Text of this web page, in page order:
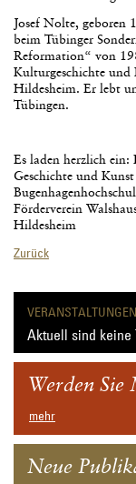
Josef Nolte, geboren
beim Tübinger
Reformation“ von
Kulturgeschichte und
Hildesheim. Er lebt
Tübingen.
Es laden herzlich ein:
Geschichte und
Förderverein
Hildesheim
Zurück
VERANSTALTUNGEN
Aktuell sind keine
Werden Sie
mehr
Neue